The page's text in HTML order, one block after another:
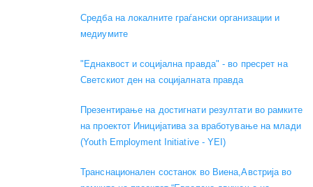
Средба на локалните граѓански организации и
медиумите
"Еднаквост и социјална правда" - во пресрет на
Светскиот ден на социјалната правда
Презентирање на достигнати резултати во рамките
на проектот Иницијатива за вработување на млади
(Youth Employment Initiative - YEI)
Транснационален состанок во Виена,Австрија во